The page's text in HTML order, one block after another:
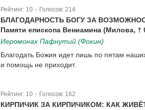
Рейтинг: 10 Голосов: 214
БЛАГОДАРНОСТЬ БОГУ ЗА
Памяти епископа Вениамина (Милова, †
Иеромонах Пафнутий (Фокин)
Благодать Божия идет лишь по пятам
и помощь не приходит.
Рейтинг: 10 Голосов: 162
КИРПИЧИК ЗА КИРПИЧИКОМ: КАК